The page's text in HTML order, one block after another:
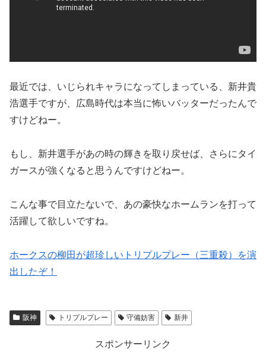
最近では、いじられキャラになってしまっている、新井貴
浩選手ですが、広島時代は本当に怖いバッターだったんで
すけどねー。
もし、新井選手があの時の輝きを取り戻せば、さらにタイ
ガースが強くなると思うんですけどねー。
こんな事で目立たないで、あの豪快なホームランを打って
活躍して欲しいですね。
ホークスの柳田が超珍しいトリプルプレー（三重殺）を演
出したぞ！
阪神 トリプルプレー 守備妨害 新井
スポンサーリンク